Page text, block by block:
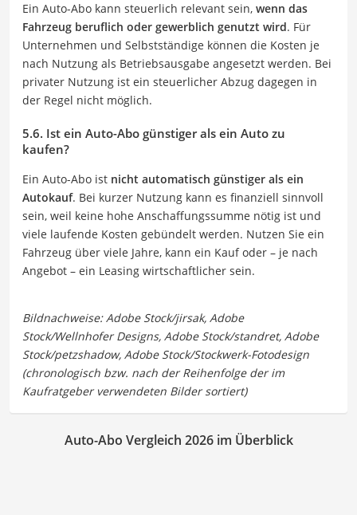
Ein Auto-Abo kann steuerlich relevant sein, wenn das
Fahrzeug beruflich oder gewerblich genutzt wird. Für
Unternehmen und Selbstständige können die Kosten je
nach Nutzung als Betriebsausgabe angesetzt werden. Bei
privater Nutzung ist ein steuerlicher Abzug dagegen in
der Regel nicht möglich.
5.6. Ist ein Auto-Abo günstiger als ein Auto zu
kaufen?
Ein Auto-Abo ist nicht automatisch günstiger als ein
Autokauf. Bei kurzer Nutzung kann es finanziell sinnvoll
sein, weil keine hohe Anschaffungssumme nötig ist und
viele laufende Kosten gebündelt werden. Nutzen Sie ein
Fahrzeug über viele Jahre, kann ein Kauf oder – je nach
Angebot – ein Leasing wirtschaftlicher sein.
Auto-Abo Vergleich 2026 im Überblick